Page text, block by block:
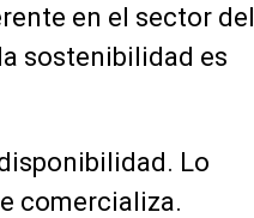
en el sector del
sostenibilidad es
Lo
comercializa.